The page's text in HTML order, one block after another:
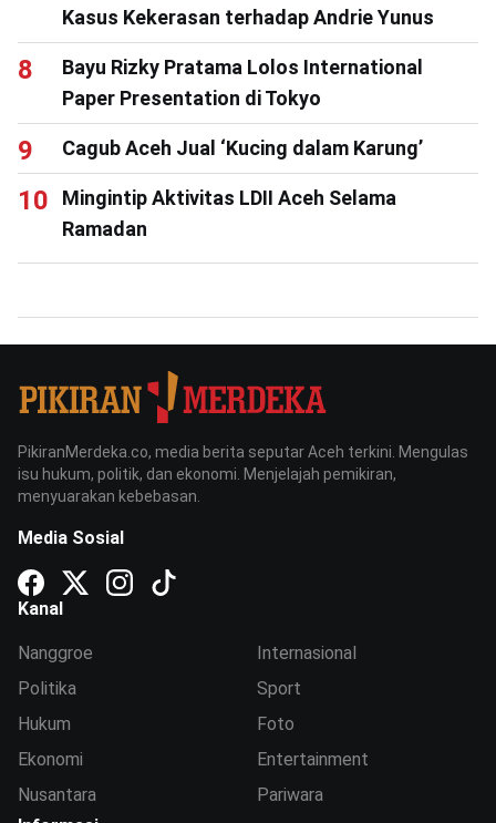
Kasus Kekerasan terhadap Andrie Yunus
Bayu Rizky Pratama Lolos International
Paper Presentation di Tokyo
Cagub Aceh Jual ‘Kucing dalam Karung’
Mingintip Aktivitas LDII Aceh Selama
Ramadan
PikiranMerdeka.co, media berita seputar Aceh terkini. Mengulas
isu hukum, politik, dan ekonomi. Menjelajah pemikiran,
menyuarakan kebebasan.
Media Sosial
Kanal
Nanggroe
Politika
Hukum
Ekonomi
Nusantara
Internasional
Sport
Foto
Entertainment
Pariwara